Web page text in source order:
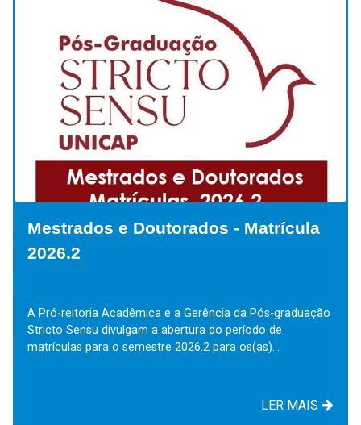
Mestrados e Doutorados - Matrícula
2026.2
A Pró-reitoria Acadêmica e a Gerência da Pós-graduação
Stricto Sensu divulgam a abertura do período de
matrículas para o semestre 2026.2 para os(as)...
LER MAIS